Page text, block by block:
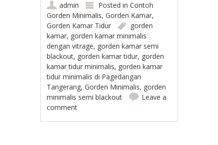
admin Posted inContoh
Gorden Minimalis,Gorden Kamar,
Gorden Kamar Tidur
gorden
kamar, gorden kamar minimalis
dengan vitrage, gorden kamar semi
blackout, gorden kamar tidur, gorden
kamar tidur minimalis, gorden kamar
tidur minimalis di Pagedangan
Tangerang,Gorden Minimalis, gorden
minimalis semi blackout
Leave a
comment